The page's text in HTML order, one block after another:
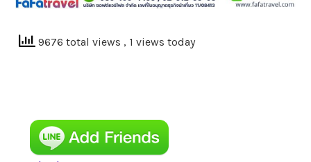
9676 total views , 1 views today